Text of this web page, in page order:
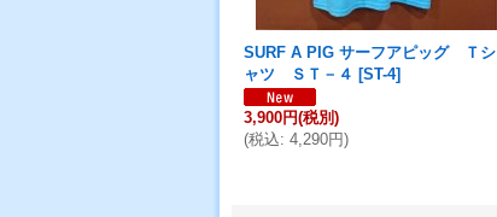
SURF A PIG サーフアピッグ Ｔシ
ャツ ＳＴ－４ [ST-4]
3,900円(税別)
(税込: 4,290円)